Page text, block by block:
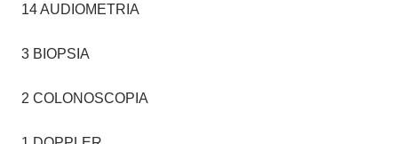
14 AUDIOMETRIA
3 BIOPSIA
2 COLONOSCOPIA